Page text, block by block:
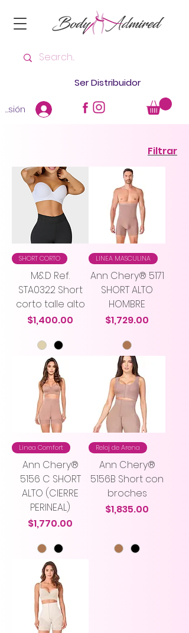
Ser Distribuidor
Filtrar
SHORT CORTO
M&D Ref.
STA0322 Short
corto talle alto
Precio
$1,400.00
LINEA MASCULINA
Ann Chery® 5171
SHORT ALTO
HOMBRE
Precio
$1,729.00
Linea Comfort
Ann Chery®
5156 C SHORT
ALTO (CIERRE
PERINEAL)
Precio
$1,770.00
Reloj de Arena
Ann Chery®
5156B Short con
broches
Precio
$1,835.00